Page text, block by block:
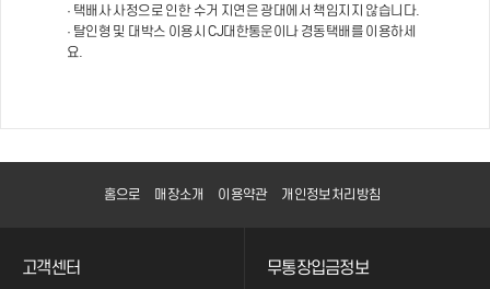
· 택배사 사정으로 인한 수거 지연은 광대에서 책임지지 않습니다.
· 탈인형 및 대박스 이용시 CJ대한통운이나 경동택배를 이용하세
요.
홈으로 매장소개 이용약관 개인정보처리방침
고객센터 무통장입금정보